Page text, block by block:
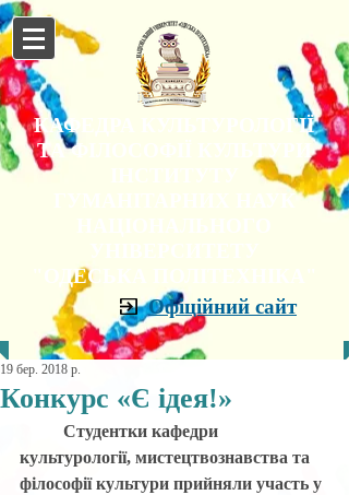
КАФЕДРА КУЛЬТУРОЛОГІЇ
ТА ФІЛОСОФІЇ КУЛЬТУРИ
ГУМАНІТАРНИХ НАУК
"ОДЕСЬКА ПОЛІТЕХНІКА"
Офіційний сайт
Конкурс «Є ідея!»
19 бер. 2018 р.
Студентки кафедри
культурології, мистецтвознавства та
філософії культури прийняли участь у